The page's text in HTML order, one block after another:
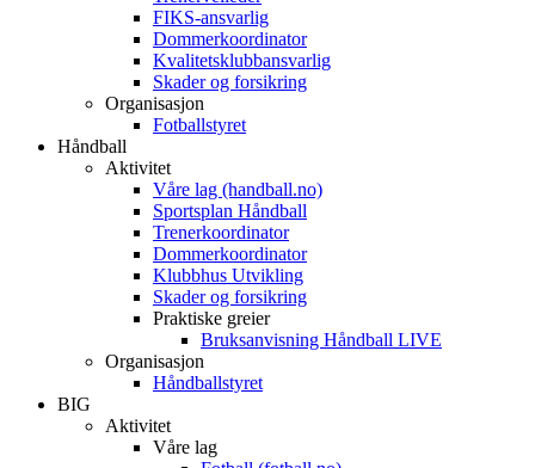
FIKS-ansvarlig
Dommerkoordinator
Kvalitetsklubbansvarlig
Skader og forsikring
Organisasjon
Fotballstyret
Håndball
Aktivitet
Våre lag (handball.no)
Sportsplan Håndball
Trenerkoordinator
Dommerkoordinator
Klubbhus Utvikling
Skader og forsikring
Praktiske greier
Bruksanvisning Håndball LIVE
Organisasjon
Håndballstyret
BIG
Aktivitet
Våre lag